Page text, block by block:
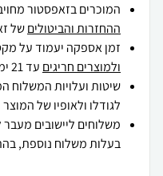
המוכרים בזאפסטור
ההחזרות והביטוליםשל
זמן אספקה יעמוד על מקס' 7 ימי עסקים מיום
ולמוצרים חריגים עד 21 ימי עסקים .
שיטות ועלויות המשלוח
לגודלו ולאופיו של המוצר
משלוחים ליישובים מעבר
בעלות משלוח נוספת,